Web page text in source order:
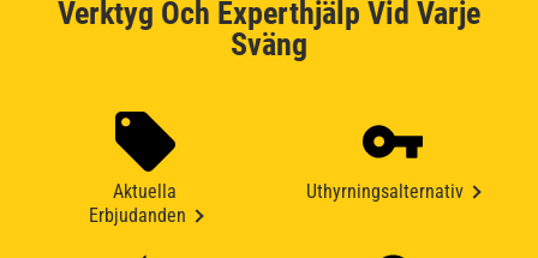
Verktyg Och Experthjälp Vid Varje
Sväng
Aktuella
Erbjudanden
Uthyrningsalternativ